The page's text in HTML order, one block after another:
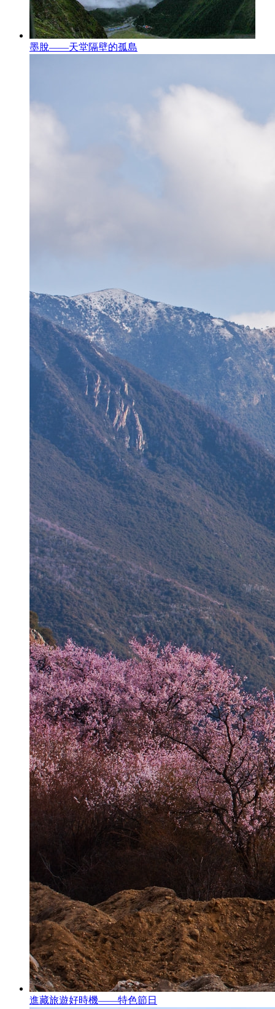
墨脫——天堂隔壁的孤島
進藏旅遊好時機——特色節日